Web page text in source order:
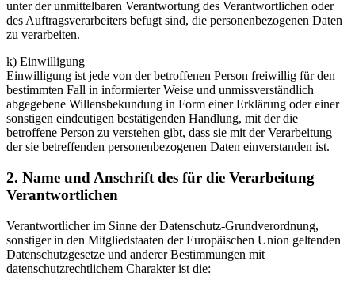
unter der unmittelbaren Verantwortung des Verantwortlichen oder
des Auftragsverarbeiters befugt sind, die personenbezogenen Daten
zu verarbeiten.
k) Einwilligung
Einwilligung ist jede von der betroffenen Person freiwillig für den
bestimmten Fall in informierter Weise und unmissverständlich
abgegebene Willensbekundung in Form einer Erklärung oder einer
sonstigen eindeutigen bestätigenden Handlung, mit der die
betroffene Person zu verstehen gibt, dass sie mit der Verarbeitung
der sie betreffenden personenbezogenen Daten einverstanden ist.
2. Name und Anschrift des für die Verarbeitung
Verantwortlichen
Verantwortlicher im Sinne der Datenschutz-Grundverordnung,
sonstiger in den Mitgliedstaaten der Europäischen Union geltenden
Datenschutzgesetze und anderer Bestimmungen mit
datenschutzrechtlichem Charakter ist die: